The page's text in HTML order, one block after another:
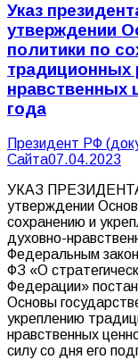
Указ
утверждении
политики по
традиционных
нравственных
года
Президент РФ
Сайта07.04.2023
УКАЗ
утверждении Основ
сохранению и
духовно-
Федеральным
ФЗ «О
Федерации»
Основы
укреплению
нравственных
силу со дня его